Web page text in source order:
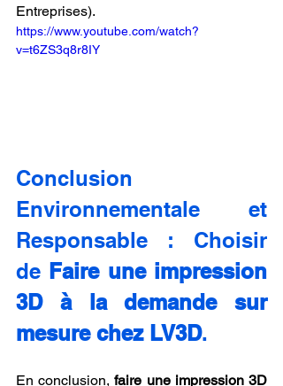
Entreprises).
https://www.youtube.com/watch?
v=t6ZS3q8r8IY
Conclusion
Environnementale et
Responsable : Choisir
de Faire une impression
3D à la demande sur
mesure chez LV3D.
En conclusion, faire une impression 3D